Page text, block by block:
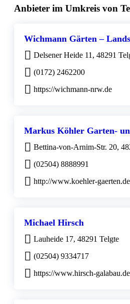
Anbieter im Umkreis von
Wichmann Gärten –
Delsener Heide 11, 48291
(0172) 2462200
https://wichmann-nrw.de
Markus Köhler Garten-
Bettina-von-Arnim-Str. 20,
(02504) 8888991
http://www.koehler-gaerten.de
Michael Hirsch
Lauheide 17, 48291 Telgte
(02504) 9334717
https://www.hirsch-galabau.de